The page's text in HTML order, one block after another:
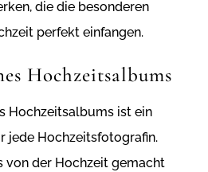
die die besonderen
perfekt einfangen.
Hochzeitsalbums
Hochzeitsalbums ist ein
jede Hochzeitsfotografin.
von der Hochzeit gemacht